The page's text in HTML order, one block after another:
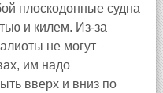
плоскодонные судна
и килем. Из-за
не могут
им надо
вверх и вниз по